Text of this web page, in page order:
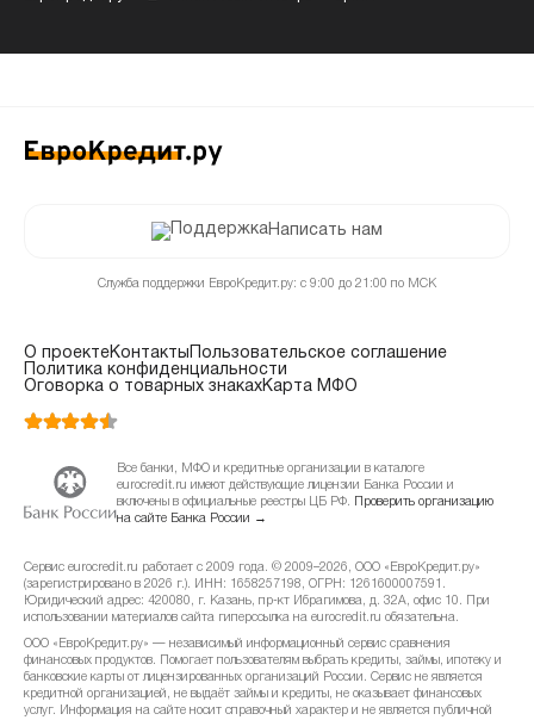
Написать нам
Служба поддержки ЕвроКредит.ру: с 9:00 до 21:00 по МСК
О проектеКонтакты
Пользовательское соглашение
Политика конфиденциальности
Оговорка о товарных знакахКарта МФО
Все банки, МФО и кредитные организации в каталоге
eurocredit.ru имеют действующие лицензии Банка России и
включены в официальные реестры ЦБ РФ.
Проверить организацию
на сайте Банка России →
Сервис eurocredit.ru работает с 2009 года. © 2009–2026, ООО «ЕвроКредит.ру»
(зарегистрировано в 2026 г.). ИНН: 1658257198, ОГРН: 1261600007591.
Юридический адрес: 420080, г. Казань, пр-кт Ибрагимова, д. 32А, офис 10. При
использовании материалов сайта гиперссылка на eurocredit.ru обязательна.
ООО «ЕвроКредит.ру» — независимый информационный сервис сравнения
финансовых продуктов. Помогает пользователям выбрать кредиты, займы, ипотеку и
банковские карты от лицензированных организаций России. Сервис не является
кредитной организацией, не выдаёт займы и кредиты, не оказывает финансовых
услуг. Информация на сайте носит справочный характер и не является публичной